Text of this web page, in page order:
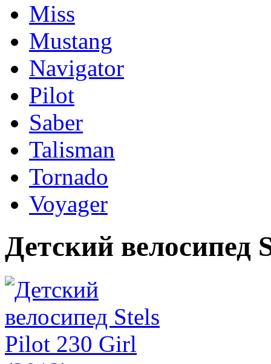
Miss
Mustang
Navigator
Pilot
Saber
Talisman
Tornado
Voyager
Детский велосипед